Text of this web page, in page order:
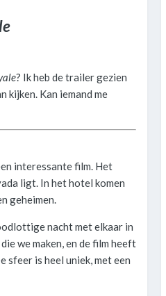
? Ik heb de trailer gezien
kijken. Kan iemand me
interessante film. Het
ligt. In het hotel komen
geheimen.
nacht met elkaar in
we maken, en de film heeft
sfeer is heel uniek, met een